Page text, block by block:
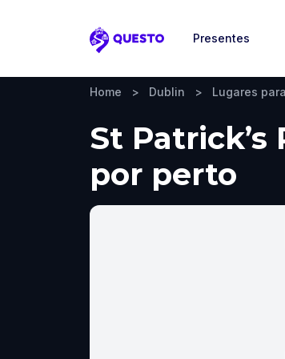
Questo
Presentes
Home > Dublin > Lugares
St
por perto